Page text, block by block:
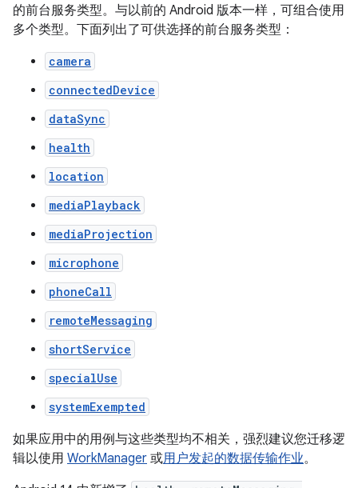
的前台服务类型。与以前的 Android 版本一样，可组合使用
多个类型。下面列出了可供选择的前台服务类型：
camera
connectedDevice
dataSync
health
location
mediaPlayback
mediaProjection
microphone
phoneCall
remoteMessaging
shortService
specialUse
systemExempted
如果应用中的用例与这些类型均不相关，强烈建议您迁移逻
辑以使用 WorkManager 或用户发起的数据传输作业。